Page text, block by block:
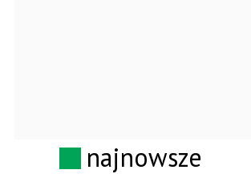
najnowsze